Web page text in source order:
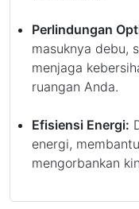
Perlindungan
masuknya debu,
menjaga
ruangan Anda.
Efisiensi Energi:
energi,
mengorbankan